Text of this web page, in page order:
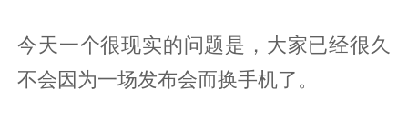
今天一个很现实的问题是，大家已经很久
不会因为一场发布会而换手机了。